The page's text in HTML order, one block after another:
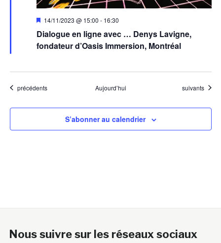
Dialogue en ligne avec … Denys Lavigne,
fondateur d’Oasis Immersion, Montréal
Mis
avant
14/11/2023 @ 15:00 - 16:30
Évènements
précédents Aujourd’hui Évènements
suivants
S’abonner au calendrier
Nous suivre sur les réseaux sociaux